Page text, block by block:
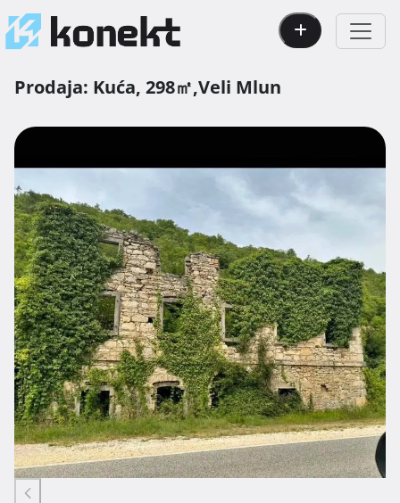
Prodaja: Kuća, 298㎡,Veli Mlun